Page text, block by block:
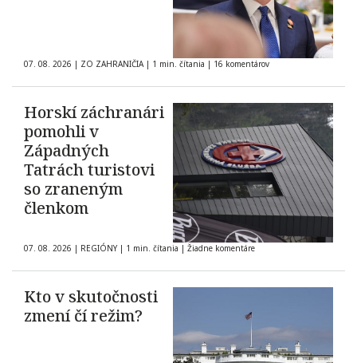
07. 08. 2026 | ZO ZAHRANIČIA | 1 min. čítania | 16 komentárov
Horskí záchranári
pomohli v
Západných
Tatrách turistovi
so zraneným
členkom
07. 08. 2026 | REGIÓNY | 1 min. čítania | Žiadne komentáre
Kto v skutočnosti
zmení čí režim?